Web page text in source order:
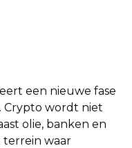
een nieuwe fase
Crypto wordt niet
olie, banken en
terrein waar